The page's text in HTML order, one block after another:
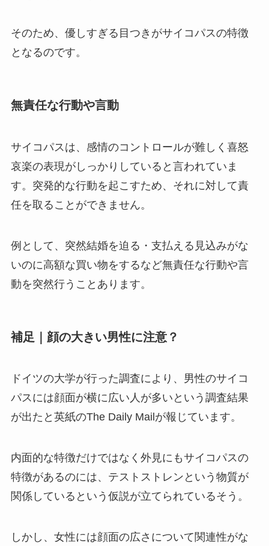
そのため、優しすぎる目つきがサイコパスの特徴
となるのです。
無責任な行動や言動
サイコパスは、感情のコントロールが難しく喜怒
哀楽の表現がしっかりしていると言われていま
す。突発的な行動を起こすため、それに対して責
任を取ることができません。
例として、突然結婚を迫る・支払える見込みがな
いのに高額な買い物をするなど無責任な行動や言
動を突然行うことあります。
補足｜顔の大きい男性に注意？
ドイツの大学が行った調査により、男性のサイコ
パスには顔面が横に広い人が多いという調査結果
が出たと英紙のThe Daily Mailが報じています。
内面的な特徴だけではなく外見にもサイコパスの
特徴があるのには、テストストレンという物質が
関係しているという仮説が立てられているそう。
しかし、女性には顔面の広さについて関連性がな